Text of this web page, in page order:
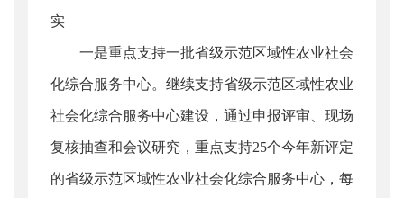
实
一是重点支持一批省级示范区域性农业社会
化综合服务中心。继续支持省级示范区域性农业
社会化综合服务中心建设，通过申报评审、现场
复核抽查和会议研究，重点支持25个今年新评定
的省级示范区域性农业社会化综合服务中心，每